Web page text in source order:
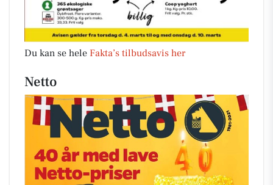
Du kan se hele Fakta’s tilbudsavis her
Netto